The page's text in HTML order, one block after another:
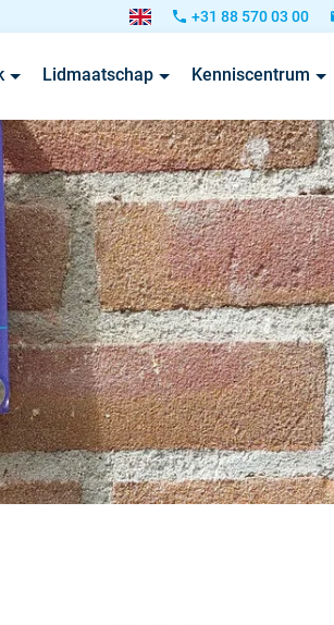
+31 88 570 03 00
Lidmaatschap Kenniscentrum